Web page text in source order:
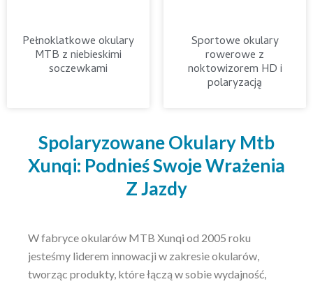
Pełnoklatkowe okulary
MTB z niebieskimi
soczewkami
Sportowe okulary
rowerowe z
noktowizorem HD i
polaryzacją
Spolaryzowane Okulary Mtb
Xunqi: Podnieś Swoje Wrażenia
Z Jazdy
W fabryce okularów MTB Xunqi od 2005 roku
jesteśmy liderem innowacji w zakresie okularów,
tworząc produkty, które łączą w sobie wydajność,